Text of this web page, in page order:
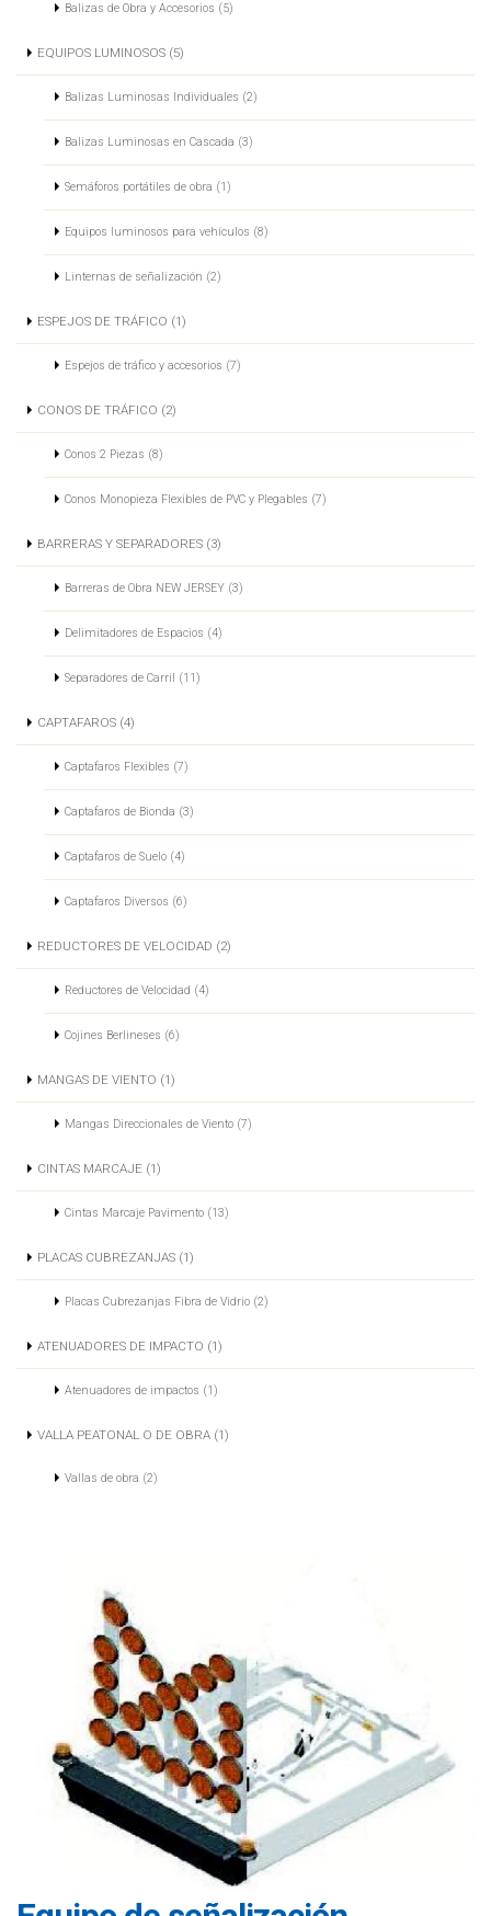
Balizas de Obra y Accesorios (5)
EQUIPOS LUMINOSOS (5)
Balizas Luminosas Individuales (2)
Balizas Luminosas en Cascada (3)
Semáforos portátiles de obra (1)
Equipos luminosos para vehículos (8)
Linternas de señalización (2)
ESPEJOS DE TRÁFICO (1)
Espejos de tráfico y accesorios (7)
CONOS DE TRÁFICO (2)
Conos 2 Piezas (8)
Conos Monopieza Flexibles de PVC y Plegables (7)
BARRERAS Y SEPARADORES (3)
Barreras de Obra NEW JERSEY (3)
Delimitadores de Espacios (4)
Separadores de Carril (11)
CAPTAFAROS (4)
Captafaros Flexibles (7)
Captafaros de Bionda (3)
Captafaros de Suelo (4)
Captafaros Diversos (6)
REDUCTORES DE VELOCIDAD (2)
Reductores de Velocidad (4)
Cojines Berlineses (6)
MANGAS DE VIENTO (1)
Mangas Direccionales de Viento (7)
CINTAS MARCAJE (1)
Cintas Marcaje Pavimento (13)
PLACAS CUBREZANJAS (1)
Placas Cubrezanjas Fibra de Vidrio (2)
ATENUADORES DE IMPACTO (1)
Atenuadores de impactos (1)
VALLA PEATONAL O DE OBRA (1)
Vallas de obra (2)